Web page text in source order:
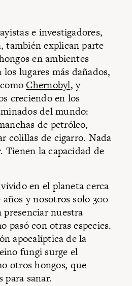
e investigadores,
también explican parte
en ambientes
lugares más dañados,
Chernobyl, y
creciendo en los
del mundo:
de petróleo,
colillas de cigarro. Nada
Tienen la capacidad de
en el planeta cerca
y nosotros solo 300
nuestra
pasó con otras especies.
apocalíptica de la
fungi surge el
otros hongos, que
para sanar.